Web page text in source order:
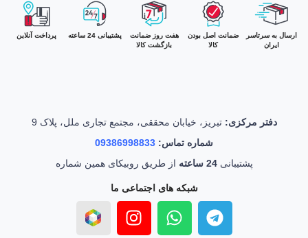
ارسال به سرتاسر
ایران
ضمانت اصل بودن
کالا
هفت روز ضمانت
بازگشت کالا
پشتیبانی 24 ساعته پرداخت آنلاین
دفتر مرکزی: تبریز، خیابان محققی، مجتمع تجاری ملل، پلاک 9
شماره تماس: 09386998833
پشتیبانی24 ساعته از طریق روبیکای همین شماره
شبکه های اجتماعی ما